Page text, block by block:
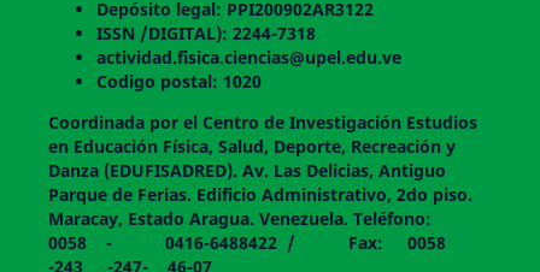
Depósito legal: PPI200902AR3122
ISSN /DIGITAL): 2244-7318
actividad.fisica.ciencias@upel.edu.ve
Codigo postal: 1020
Coordinada por el Centro de Investigación Estudios
en Educación Física, Salud, Deporte, Recreación y
Danza (EDUFISADRED). Av. Las Delicias, Antiguo
Parque de Ferias. Edificio Administrativo, 2do piso.
Maracay, Estado Aragua. Venezuela. Teléfono:
0058 - 0416-6488422 / Fax: 0058
-243 -247- 46-07